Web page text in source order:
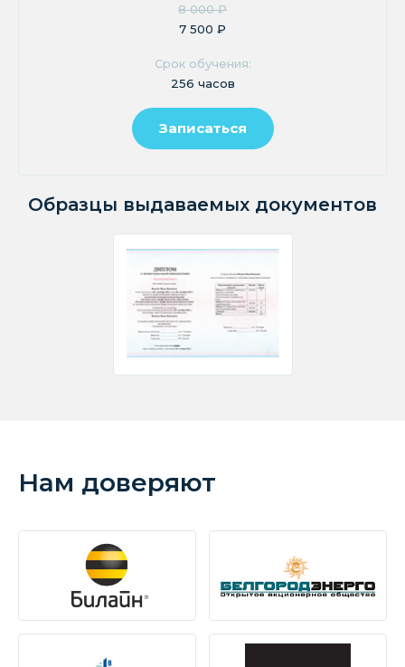
8 000 ₽
7 500 ₽
Срок обучения:
256 часов
Записаться
Образцы выдаваемых документов
Нам доверяют